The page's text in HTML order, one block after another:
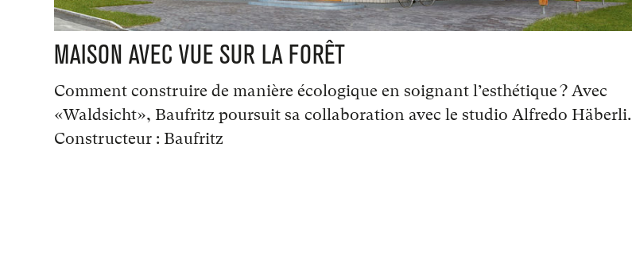
MAISON AVEC VUE SUR LA FORÊT
Comment construire de manière écologique en soignant l’esthétique ? Avec
«Waldsicht», Baufritz poursuit sa collaboration avec le studio Alfredo Häberli.
Constructeur : Baufritz